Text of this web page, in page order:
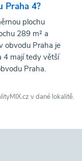
Praha 4?
plochu
289 m² a
obvodu Praha je
4 mají tedy větší
Praha.
v dané lokalitě.